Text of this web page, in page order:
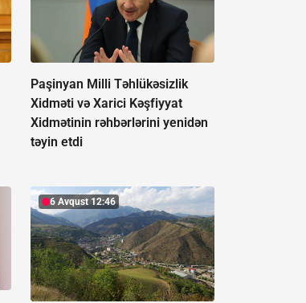
Paşinyan Milli Təhlükəsizlik
Xidməti və Xarici Kəşfiyyat
Xidmətinin rəhbərlərini yenidən
təyin etdi
6 Avqust 12:46